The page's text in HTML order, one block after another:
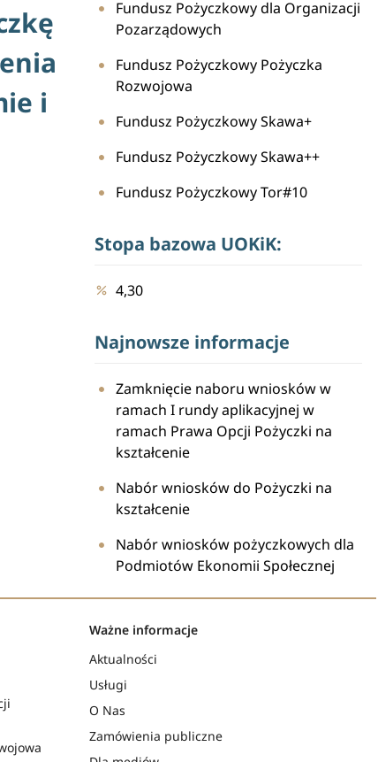
i
Fundusz Pożyczkowy dla Organizacji
Pozarządowych
Fundusz Pożyczkowy Pożyczka
Rozwojowa
Fundusz Pożyczkowy Skawa+
Fundusz Pożyczkowy Skawa++
Fundusz Pożyczkowy Tor#10
Stopa bazowa UOKiK:
4,30
Najnowsze informacje
Zamknięcie naboru wniosków w
ramach I rundy aplikacyjnej w
ramach Prawa Opcji Pożyczki na
kształcenie
Nabór wniosków do Pożyczki na
kształcenie
Nabór wniosków pożyczkowych dla
Podmiotów Ekonomii Społecznej
Ważne informacje
Aktualności
Usługi
O Nas
Zamówienia publiczne